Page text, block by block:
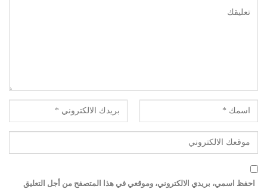
احفظ اسمي، بريدي الالكتروني، وموقعي في هذا المتصفح من أجل التعليق